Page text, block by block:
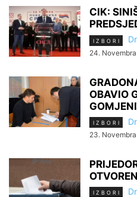
CIK:
I Z B O R I
24.
OBAVIO
I Z B O R I
23.
I Z B O R I